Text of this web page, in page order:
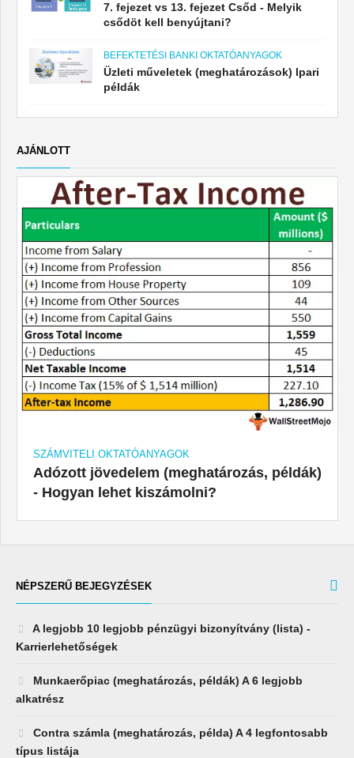
7. fejezet vs 13. fejezet Csőd - Melyik
csődöt kell benyújtani?
BEFEKTETÉSI BANKI OKTATÓANYAGOK
Üzleti műveletek (meghatározások) Ipari
példák
AJÁNLOTT
SZÁMVITELI OKTATÓANYAGOK
Adózott jövedelem (meghatározás, példák)
- Hogyan lehet kiszámolni?
NÉPSZERŰ BEJEGYZÉSEK
A legjobb 10 legjobb pénzügyi bizonyítvány (lista) -
Karrierlehetőségek
Munkaerőpiac (meghatározás, példák) A 6 legjobb
alkatrész
Contra számla (meghatározás, példa) A 4 legfontosabb
típus listája